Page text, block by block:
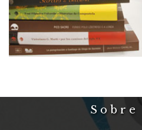
Sobre